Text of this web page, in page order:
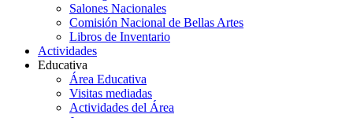
Salones Nacionales
Comisión Nacional de Bellas Artes
Libros de Inventario
Actividades
Educativa
Área Educativa
Visitas mediadas
Actividades del Área